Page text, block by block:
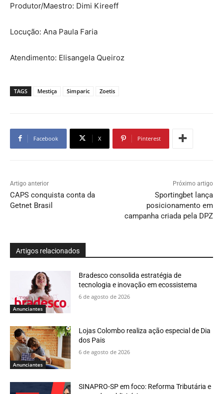
Produtor/Maestro: Dimi Kireeff
Locução: Ana Paula Faria
Atendimento: Elisangela Queiroz
TAGS Mestiça Simparic Zoetis
Facebook X Pinterest
Artigo anterior
CAPS conquista conta da
Getnet Brasil
Próximo artigo
Sportingbet lança
posicionamento em
campanha criada pela DPZ
Artigos relacionados
Anunciantes
Bradesco consolida estratégia de
tecnologia e inovação em ecossistema
6 de agosto de 2026
Anunciantes
Lojas Colombo realiza ação especial de Dia
dos Pais
6 de agosto de 2026
SINAPRO-SP em foco: Reforma Tributária e